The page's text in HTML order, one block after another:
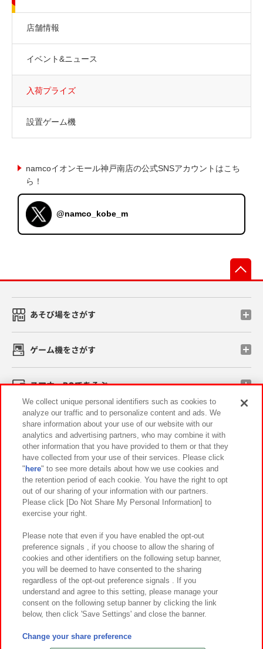
店舗情報
イベント&ニュース
入荷プライズ
設置ゲーム機
namcoイオンモール神戸南店の公式SNSアカウントはこち
ら！
@namco_kobe_m
あそび場をさがす
ゲーム機をさがす
スマホ・PCであそぶ
イベント・キャンペーン
関連会社 サステナビリティ サイトポリシー
プライバシーポリシー ウェブアクセシビリティ方針と検証結果
お取引先さまとともに
カスタマーハラスメント対応方針 よくあるご質問・お問い合わせ
©Bandai Namco Amusement Inc.
©Bandai Namco Amusement Lab Inc.
We collect unique personal identifiers such as cookies to
analyze our traffic and to personalize content and ads. We
share information about your use of our website with our
analytics and advertising partners, who may combine it with
other information that you have provided to them or that they
have collected from your use of their services. Please click
" here" to see more details about how we use cookies and
the retention period of each cookie. You have the right to opt
out of our sharing of your information with our partners.
Please click [Do Not Share My Personal Information] to
exercise your right.
Please note that even if you have enabled the opt-out
preference signals , if you choose to allow the sharing of
cookies and other identifiers on the following setup banner,
you will be deemed to have consented to the sharing
regardless of the opt-out preference signals . If you
understand and agree to this setting, please manage your
consent on the following setup banner by clicking the link
below, then click 'Save Settings' and close the banner.
Change your share preference